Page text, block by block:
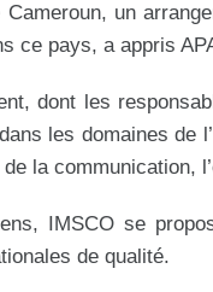
un
ce pays, a appris
dont les
les domaines de
de la communication,
IMSCO se
de qualité.